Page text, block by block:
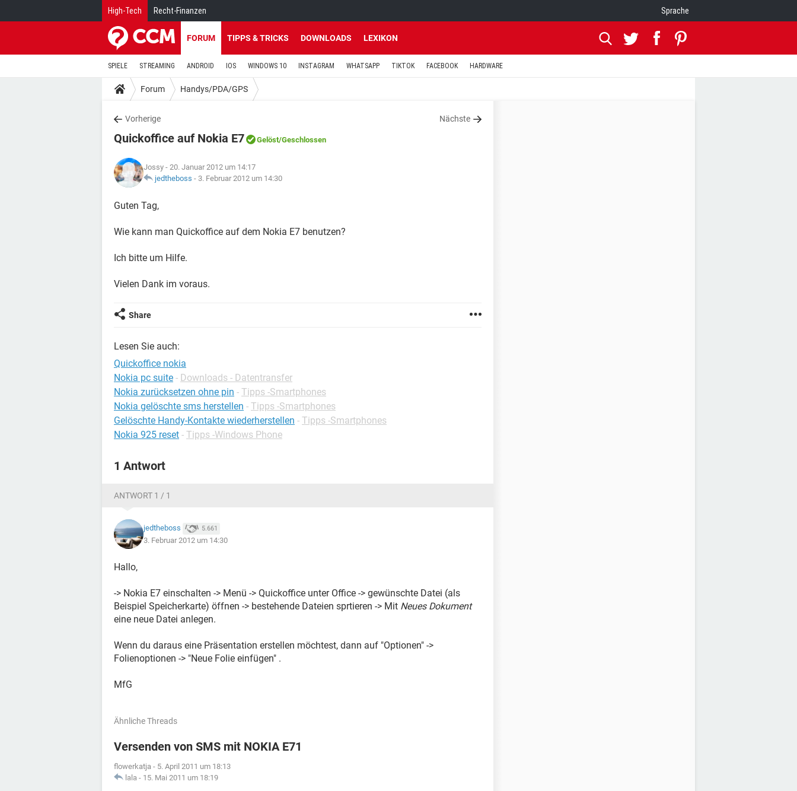
High-Tech Recht-Finanzen Sprache
FORUM TIPPS & TRICKS DOWNLOADS LEXIKON
SPIELE STREAMING ANDROID IOS WINDOWS 10 INSTAGRAM WHATSAPP TIKTOK FACEBOOK HARDWARE
Forum Handys/PDA/GPS
Vorherige Nächste
Quickoffice auf Nokia E7 Gelöst/Geschlossen
Jossy - 20. Januar 2012 um 14:17
jedtheboss - 3. Februar 2012 um 14:30
Guten Tag,
Wie kann man Quickoffice auf dem Nokia E7 benutzen?
Ich bitte um Hilfe.
Vielen Dank im voraus.
Share
Lesen Sie auch:
Quickoffice nokia
Nokia pc suite - Downloads - Datentransfer
Nokia zurücksetzen ohne pin - Tipps -Smartphones
Nokia gelöschte sms herstellen - Tipps -Smartphones
Gelöschte Handy-Kontakte wiederherstellen - Tipps -Smartphones
Nokia 925 reset - Tipps -Windows Phone
1 Antwort
ANTWORT 1 / 1
jedtheboss 5.661
3. Februar 2012 um 14:30
Hallo,
-> Nokia E7 einschalten -> Menü -> Quickoffice unter Office -> gewünschte Datei (als
Beispiel Speicherkarte) öffnen -> bestehende Dateien sprtieren -> Mit Neues Dokument
eine neue Datei anlegen.
Wenn du daraus eine Präsentation erstellen möchtest, dann auf "Optionen" ->
Folienoptionen -> "Neue Folie einfügen" .
MfG
Ähnliche Threads
Versenden von SMS mit NOKIA E71
flowerkatja - 5. April 2011 um 18:13
lala - 15. Mai 2011 um 18:19